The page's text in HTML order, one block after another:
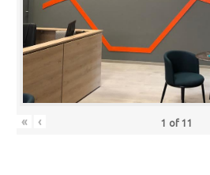
« ‹ 1 of 11